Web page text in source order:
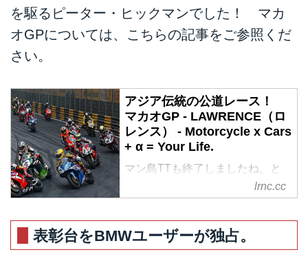
を駆るピーター・ヒックマンでした！ マカ
オGPについては、こちらの記事をご参照くだ
さい。
アジア伝統の公道レース！
マカオGP - LAWRENCE（ロ
レンス） - Motorcycle x Cars
+ α = Your Life.
マン島TTも終了しましたね。と
ころでみなさんは、アジアでも大
きな公道レースの大会が開催され
ータースポーツに詳しい方はすぐ
にピンとくると思います。そうで
lrnc.cc
表彰台をBMWユーザーが独占。